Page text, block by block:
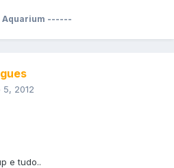
Aquarium ------
5, 2012
e tudo..